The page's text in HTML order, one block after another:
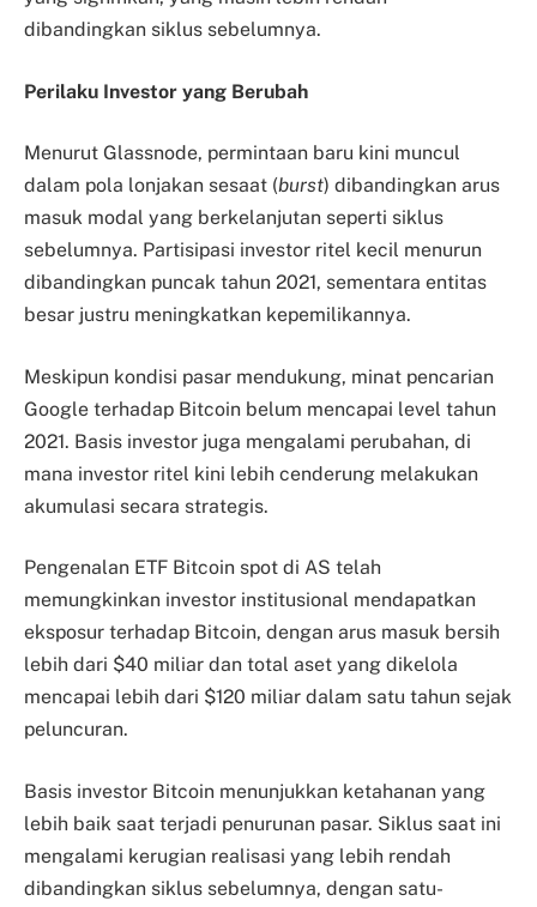
dibandingkan siklus sebelumnya.
Perilaku Investor yang Berubah
Menurut Glassnode, permintaan baru kini muncul
dalam pola lonjakan sesaat (burst) dibandingkan arus
masuk modal yang berkelanjutan seperti siklus
sebelumnya. Partisipasi investor ritel kecil menurun
dibandingkan puncak tahun 2021, sementara entitas
besar justru meningkatkan kepemilikannya.
Meskipun kondisi pasar mendukung, minat pencarian
Google terhadap Bitcoin belum mencapai level tahun
2021. Basis investor juga mengalami perubahan, di
mana investor ritel kini lebih cenderung melakukan
akumulasi secara strategis.
Pengenalan ETF Bitcoin spot di AS telah
memungkinkan investor institusional mendapatkan
eksposur terhadap Bitcoin, dengan arus masuk bersih
lebih dari $40 miliar dan total aset yang dikelola
mencapai lebih dari $120 miliar dalam satu tahun sejak
peluncuran.
Basis investor Bitcoin menunjukkan ketahanan yang
lebih baik saat terjadi penurunan pasar. Siklus saat ini
mengalami kerugian realisasi yang lebih rendah
dibandingkan siklus sebelumnya, dengan satu-